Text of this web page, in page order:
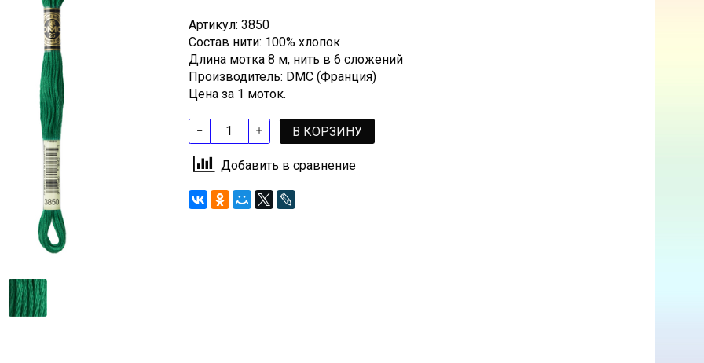
Артикул: 3850
Состав нити: 100% хлопок
Длина мотка 8 м, нить в 6 сложений
Производитель: DMC (Франция)
Цена за 1 моток.
В КОРЗИНУ
Добавить в сравнение